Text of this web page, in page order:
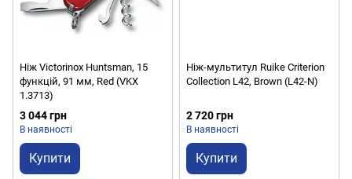
Ніж Victorinox Huntsman, 15
функцій, 91 мм, Red (VKX
1.3713)
3 044 грн
В наявності
Купити
Ніж-мультитул Ruike Criterion
Collection L42, Brown (L42-N)
2 720 грн
В наявності
Купити